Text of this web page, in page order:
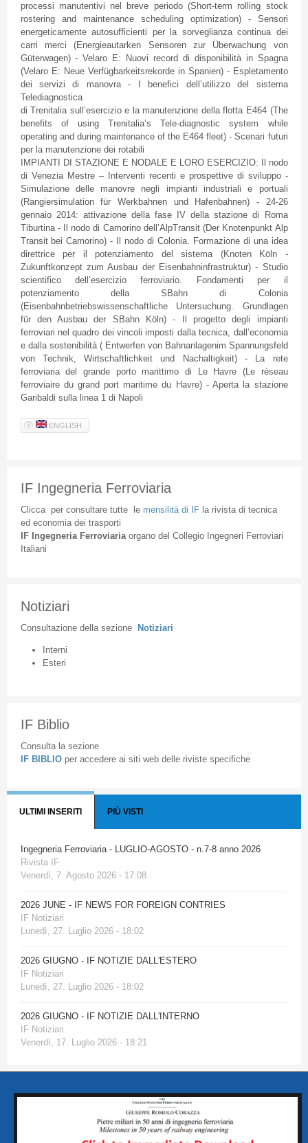
processi manutentivi nel breve periodo(Short-term rolling stock
rosteringand maintenance scheduling optimization) - Sensori
energeticamente autosufficienti per la sorveglianzacontinua dei
carri merci (Energieautarken Sensoren zur Überwachung von
Güterwagen) -Velaro E: Nuovi record di disponibilitàin Spagna
(VelaroE: Neue Verfügbarkeitsrekordein Spanien) - Espletamento
dei
servizi di manovra- I benefici dell’utilizzodel sistema
Telediagnostica
di Trenitalia sull’esercizioe la manutenzione della flotta E464(The
benefits of using Trenitalia’s Tele-diagnostic system while
operating and during maintenance of the E464 fleet) -Scenari futuri
per la manutenzione dei rotabili
IMPIANTI
DI STAZIONE E NODALE E LORO ESERCIZIO: Il nodo
di Venezia Mestre– Interventi recenti e prospettive di sviluppo-
Simulazione
delle manovre negli impianti industriali e portuali
(Rangiersimulation für Werkbahnenund Hafenbahnen) - 24-26
gennaio2014: attivazione della faseIVdella stazione di Roma
Tiburtina- Il nodo di Camorino dell’AlpTransit(Der Knotenpunkt Alp
Transit bei Camorino) - Il nodo di Colonia. Formazione di unaidea
direttriceper il potenziamento del sistema(Knoten Köln -
Zukunftkonzept zum Ausbau der Eisenbahninfrastruktur) - Studio
scientifico
dell’esercizio ferroviario. Fondamenti per il
potenziamento
della SBahn di
Colonia
(Eisenbahnbetriebswissenschaftliche Untersuchung. Grundlagen
fürdenAusbau der SBahn Köln) - Il progetto degli
impianti
ferroviari nel quadro dei vincoli imposti dalla tecnica, dall’economia
e dalla sostenibilità( Entwerfenvon Bahnanlagenim Spannungsfeld
von Technik,Wirtschaftlichkeit und Nachaltigkeit) - La rete
ferroviariadel grande porto marittimo di Le Havre (Le réseau
ferroviairedu grand port maritime du Havre) -Apertala stazione
Garibaldi sulla linea1 di Napoli
ENGLISH
IF Ingegneria Ferroviaria
Cliccaper consultare tuttele mensilità di IFla rivista di tecnica
ed economia dei trasporti
IF Ingegneria Ferroviaria organodel Collegio Ingegneri Ferroviari
Italiani
Notiziari
Consultazione della sezione Notiziari
Interni
Esteri
IF Biblio
Consulta la sezione
IF BIBLIO per accedere ai siti web delle riviste specifiche
ULTIMI INSERITI PIÙ VISTI
Ingegneria Ferroviaria - LUGLIO-AGOSTO - n.7-8 anno 2026
Rivista IF
Venerdì, 7. Agosto 2026 - 17:08
2026 JUNE - IF NEWS FOR FOREIGN CONTRIES
IF Notiziari
Lunedì, 27. Luglio 2026 - 18:02
2026 GIUGNO - IF NOTIZIE DALL'ESTERO
IF Notiziari
Lunedì, 27. Luglio 2026 - 18:02
2026 GIUGNO - IF NOTIZIE DALL'INTERNO
IF Notiziari
Venerdì, 17. Luglio 2026 - 18:21